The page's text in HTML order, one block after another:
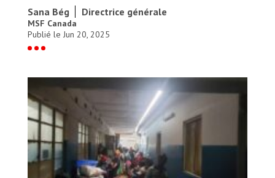
Sana Bég Directrice générale
MSF Canada
Publié le Jun 20, 2025